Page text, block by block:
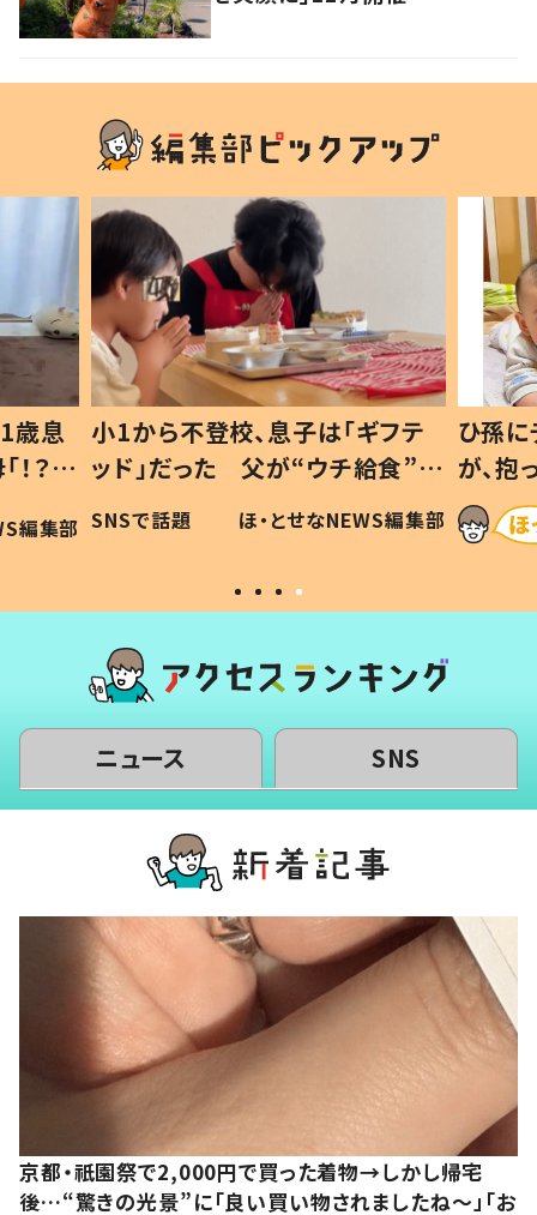
歳息
？」
編集部
小1から不登校、息子は「ギフテ
ッド」だった 父が“ウチ給食”を
作り続ける理由とは #令和の親
#令和の子
SNSで話題 ほ・とせなNEWS編集部
ひ孫
が、
「涙が
い」
ニュース SNS
京都・祇園祭で2,000円で買った着物→しかし帰宅
後…“驚きの光景”に「良い買い物されましたね～」「お